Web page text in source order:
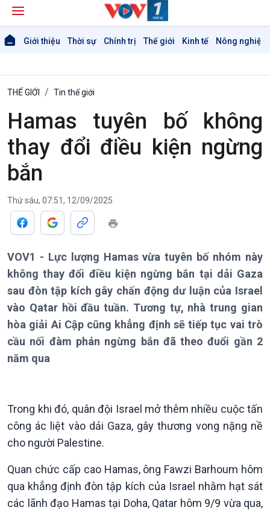
Giới thiệu Thời sự Chính trị Thế giới Kinh tế Nông nghiệp
Giới thiệu
Thời sự
Thời sự 6h
Thời sự 12h
Thời sự 18h
Thời sự 21h30
Bản tin
THẾ GIỚI Tin thế giới
Hamas tuyên bố không
thay đổi điều kiện ngừng
bắn
Thứ sáu, 07:51, 12/09/2025
VOV1 - Lực lượng Hamas vừa tuyên bố nhóm này
không thay đổi điều kiện ngừng bắn tại dải Gaza
sau đòn tập kích gây chấn động dư luận của Israel
vào Qatar hồi đầu tuần. Tương tự, nhà trung gian
hòa giải Ai Cập cũng khẳng định sẽ tiếp tục vai trò
cầu nối đàm phán ngừng bắn đã theo đuổi gần 2
năm qua
Trong khi đó, quân đội Israel mở thêm nhiều cuộc tấn
công ác liệt vào dải Gaza, gây thương vong nặng nề
cho người Palestine.
Quan chức cấp cao Hamas, ông Fawzi Barhoum hôm
qua khẳng định đòn tập kích của Israel nhằm hạt sát
các lãnh đạo Hamas tại Doha, Qatar hôm 9/9 vừa qua,